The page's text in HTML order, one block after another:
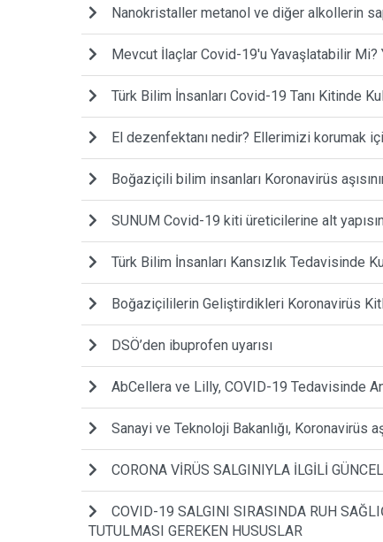
Nanokristaller metanol ve diğer alkollerin
Mevcut İlaçlar Covid-19'u Yavaşlatabilir Mi?
Türk Bilim İnsanları Covid-19 Tanı Kitinde
El dezenfektanı nedir? Ellerimizi korumak
Boğaziçili bilim insanları Koronavirüs
SUNUM Covid-19 kiti üreticilerine alt
Türk Bilim İnsanları Kansızlık Tedavisinde
Boğaziçililerin Geliştirdikleri Koronavirüs
DSÖ’den ibuprofen uyarısı
AbCellera ve Lilly, COVID-19 Tedavisinde
Sanayi ve Teknoloji Bakanlığı, Koronavirüs
CORONA VİRÜS SALGINIYLA İLGİLİ
COVID-19 SALGINI SIRASINDA RUH
TUTULMASI GEREKEN HUSUSLAR